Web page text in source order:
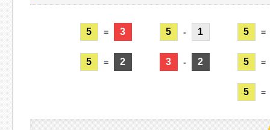
5 = 3
5 = 2
5 - 1
3 - 2
5 =
5 =
5 =